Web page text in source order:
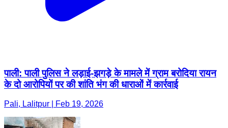
पाली: पाली पुलिस ने लड़ाई-झगड़े के मामले में ग्राम बरोदिया रायन
के दो आरोपियों पर की शांति भंग की धाराओं में कार्रवाई
Pali, Lalitpur | Feb 19, 2026